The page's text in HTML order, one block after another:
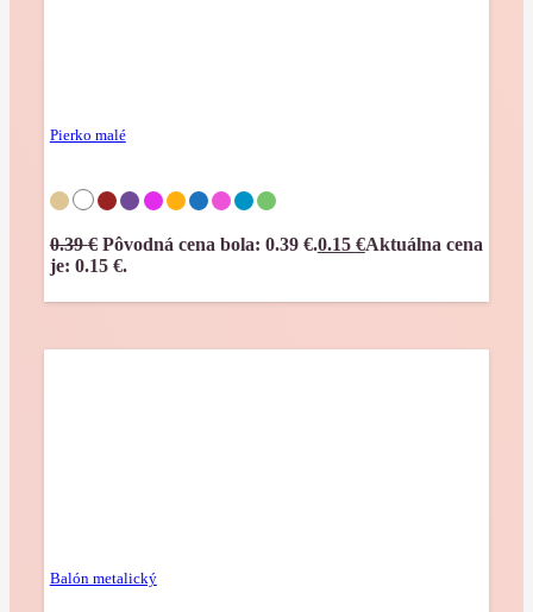
Pierko malé
0.39€ Pôvodná cena bola: 0.39 €.0.15 €Aktuálna cena
je: 0.15 €.
Balón metalický